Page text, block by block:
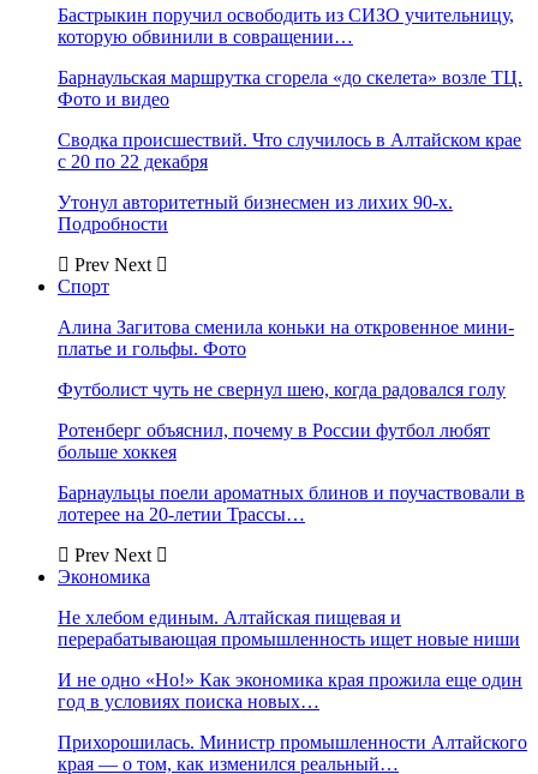
Бастрыкин поручил освободить из СИЗО учительницу,
которую обвинили в совращении…
Барнаульская маршрутка сгорела «до скелета» возле ТЦ.
Фото и видео
Сводка происшествий. Что случилось в Алтайском крае
с 20 по 22 декабря
Утонул авторитетный бизнесмен из лихих 90-х.
Подробности
Prev Next
Спорт
Алина Загитова сменила коньки на откровенное мини-
платье и гольфы. Фото
Футболист чуть не свернул шею, когда радовался голу
Ротенберг объяснил, почему в России футбол любят
больше хоккея
Барнаульцы поели ароматных блинов и поучаствовали в
лотерее на 20-летии Трассы…
Prev Next
Экономика
Не хлебом единым. Алтайская пищевая и
перерабатывающая промышленность ищет новые ниши
И не одно «Но!» Как экономика края прожила еще один
год в условиях поиска новых…
Прихорошилась. Министр промышленности Алтайского
края — о том, как изменился реальный…